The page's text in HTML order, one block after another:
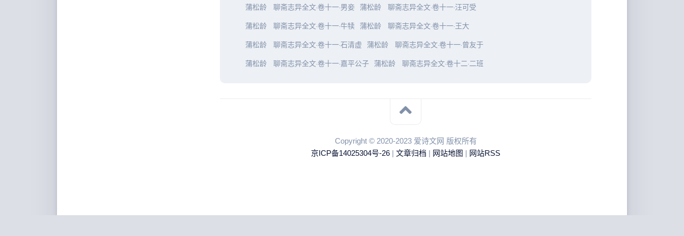
蒲松龄 聊斋志异全文·卷十一·男妾 蒲松龄 聊斋志异全文·卷十一·汪可受
蒲松龄 聊斋志异全文·卷十一·牛犊 蒲松龄 聊斋志异全文·卷十一·王大
蒲松龄 聊斋志异全文·卷十一·石清虚 蒲松龄 聊斋志异全文·卷十一·曾友于
蒲松龄 聊斋志异全文·卷十一·嘉平公子 蒲松龄 聊斋志异全文·卷十二·二班
Copyright © 2020-2023 爱诗文网 版权所有
京ICP备14025304号-26 | 文章归档 | 网站地图 | 网站RSS